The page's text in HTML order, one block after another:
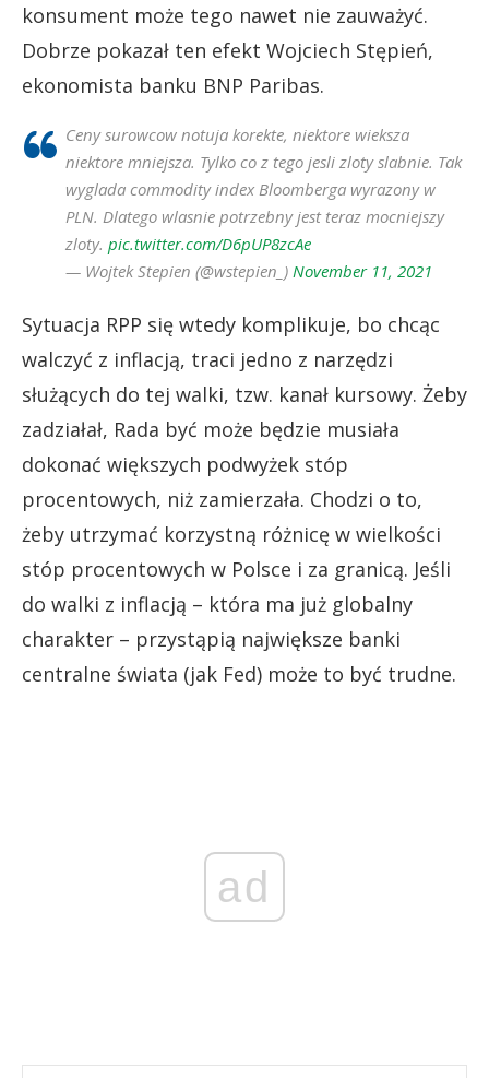
konsument może tego nawet nie zauważyć.
Dobrze pokazał ten efekt Wojciech Stępień,
ekonomista banku BNP Paribas.
Ceny surowcow notuja korekte, niektore wieksza
niektore mniejsza. Tylko co z tego jesli zloty slabnie. Tak
wyglada commodity index Bloomberga wyrazony w
PLN. Dlatego wlasnie potrzebny jest teraz mocniejszy
zloty. pic.twitter.com/D6pUP8zcAe
— Wojtek Stepien (@wstepien_) November 11, 2021
Sytuacja RPP się wtedy komplikuje, bo chcąc
walczyć z inflacją, traci jedno z narzędzi
służących do tej walki, tzw. kanał kursowy. Żeby
zadziałał, Rada być może będzie musiała
dokonać większych podwyżek stóp
procentowych, niż zamierzała. Chodzi o to,
żeby utrzymać korzystną różnicę w wielkości
stóp procentowych w Polsce i za granicą. Jeśli
do walki z inflacją – która ma już globalny
charakter – przystąpią największe banki
centralne świata (jak Fed) może to być trudne.
ad